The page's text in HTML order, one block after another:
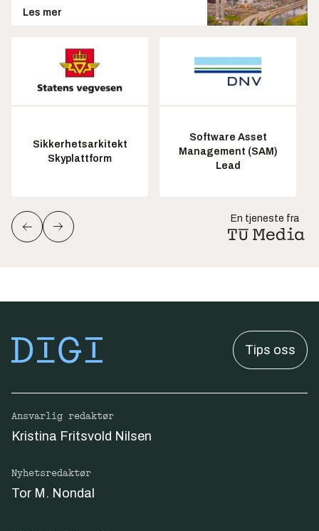
Les mer
Sikkerhetsarkitekt
Skyplattform
Software Asset
Management (SAM)
Lead
En tjeneste fra
Tips oss
Ansvarlig redaktør
Kristina Fritsvold Nilsen
Nyhetsredaktør
Tor M. Nondal